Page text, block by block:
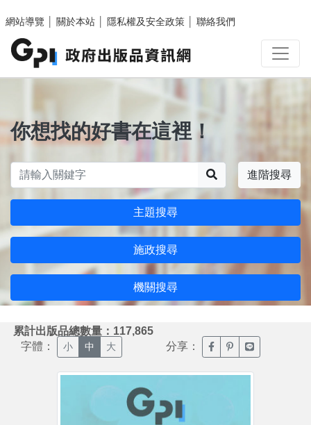
網站導覽
關於本站 隱私權及安全政策 聯絡我們
你想找的好書在這裡！
進階搜尋
主題搜尋
施政搜尋
機關搜尋
累計出版品總數量：117,865
字體： 小 中 大 分享： 臉書分享(另開新視窗)
噗浪分享(另開新
Line分享(另